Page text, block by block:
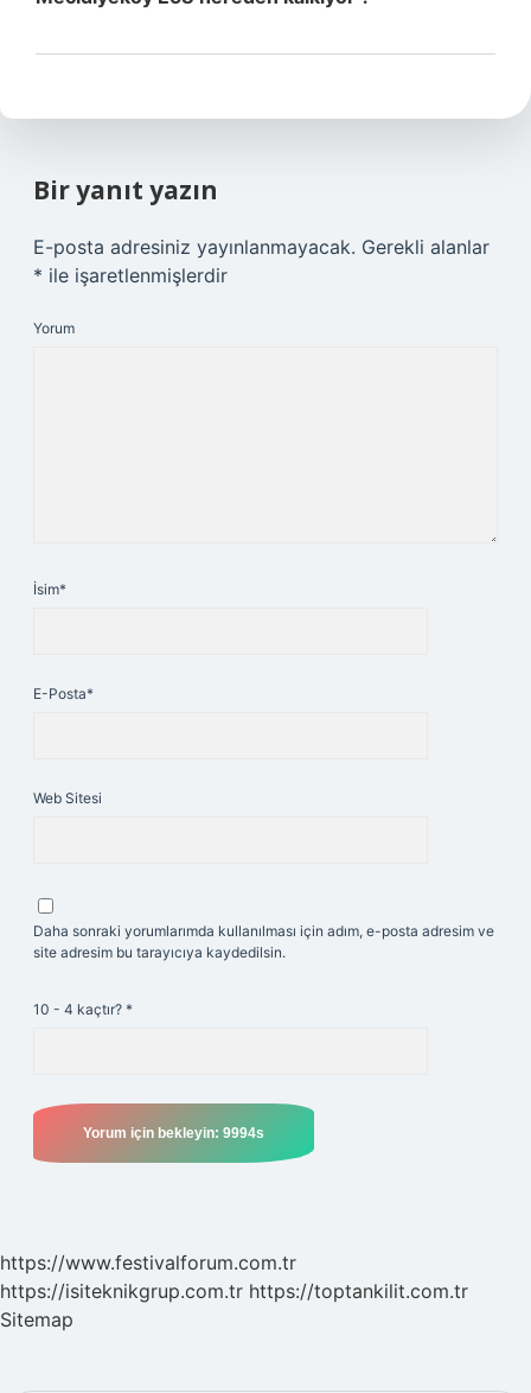
Bir yanıt yazın
E-posta adresiniz yayınlanmayacak. Gerekli alanlar
* ile işaretlenmişlerdir
Yorum
İsim*
E-Posta*
Web Sitesi
Daha sonraki yorumlarımda kullanılması için adım, e-posta adresim ve
site adresim bu tarayıcıya kaydedilsin.
10 - 4 kaçtır? *
https://www.festivalforum.com.tr
https://isiteknikgrup.com.tr https://toptankilit.com.tr
Sitemap